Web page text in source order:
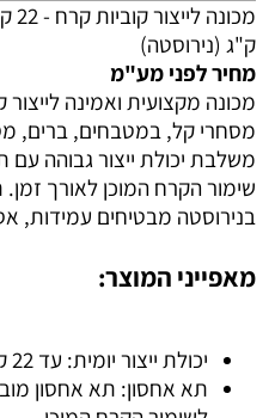
ק"ג (נירוסטה)
מחיר לפני מע"מ
מכונה מקצועית ואמינה
מסחרי קל, במטבחים, ברים,
משלבת יכולת ייצור גבוהה
שימור הקרח המוכן לאורך זמן.
בנירוסטה מבטיחים עמידות,
מאפייני המוצר:
יכולת ייצור יומית: עד 22 ק"ג קרח ביממה.